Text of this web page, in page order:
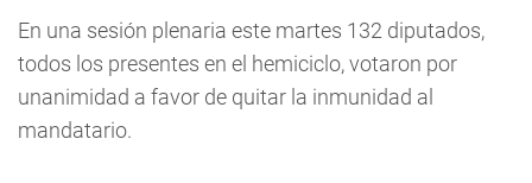
En una sesión plenaria este martes 132 diputados,
todos los presentes en el hemiciclo, votaron por
unanimidad a favor de quitar la inmunidad al
mandatario.